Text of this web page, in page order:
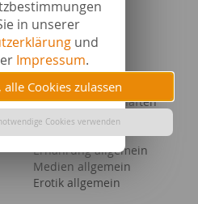
in unserer
und
Impressum.
alle Cookies zulassen
Cookies verwenden
Esoterik
Hochzeit
Hobby & Freizeit
Medizin
Geisteswissenschaften
Tourismus allgemein
Tiere allgemein
Ernährung allgemein
Medien allgemein
Erotik allgemein